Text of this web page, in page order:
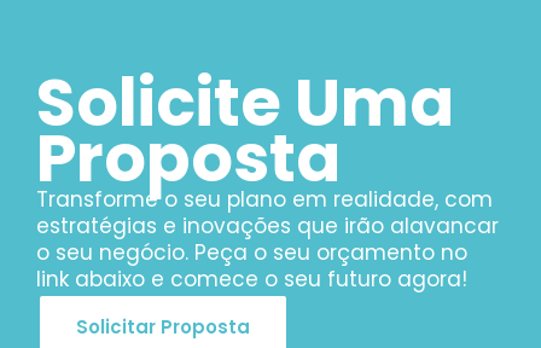
Solicite Uma
Proposta
Transforme o seu plano em realidade, com
estratégias e inovações que irão alavancar
o seu negócio. Peça o seu orçamento no
link abaixo e comece o seu futuro agora!
Solicitar Proposta